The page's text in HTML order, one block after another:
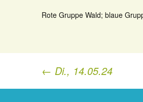
Rote Gruppe Wald; blaue
← Di., 14.05.24